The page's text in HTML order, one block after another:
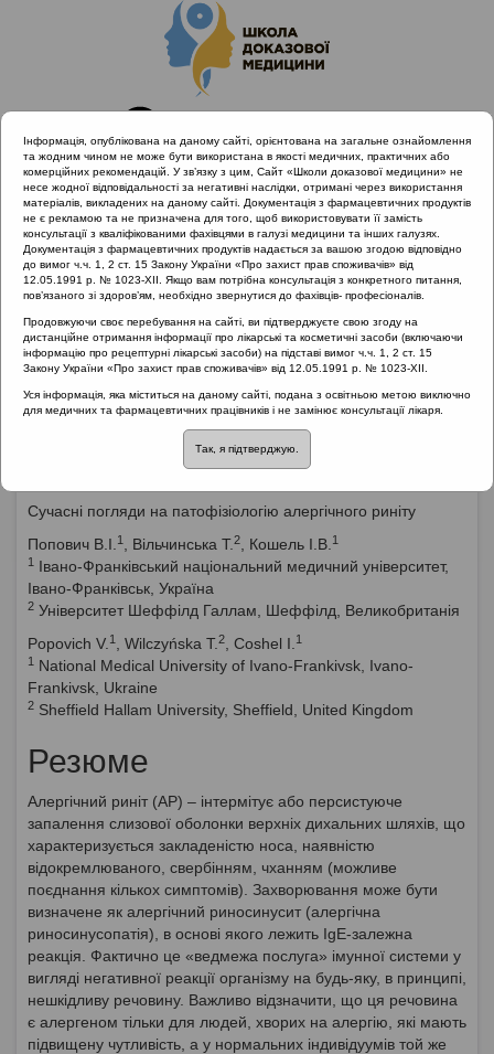
Головна
Матеріали за МКХ-11
12 Хвороби органів дихання
Сучасні погляди на патофізіологію алергічного риніту
Сучасні погляди на
патофізіологію
алергічного риніту
Сучасні погляди на патофізіологію алергічного риніту
Попович В.І. 1 , Вільчинська Т.2 , Кошель І.В. 1
1 Івано-Франківський національний медичний університет,
Івано-Франківськ, Україна
2 Університет Шеффілд Галлам, Шеффілд, Великобританія
Popovich V. 1 , Wilczyńska T.2 , Coshel I. 1
1 National Medical University of Ivano-Frankivsk, Ivano-
Frankivsk, Ukraine
2 Sheffield Hallam University, Sheffield, United Kingdom
Резюме
Алергічний риніт (АР) – інтермітує або персистуюче
запалення слизової оболонки верхніх дихальних шляхів, що
характеризується закладеністю носа, наявністю
відокремлюваного, свербінням, чханням (можливе
поєднання кількох симптомів). Захворювання може бути
визначене як алергічний риносинусит (алергічна
риносинусопатія), в основі якого лежить IgE-залежна
реакція. Фактично це «ведмежа послуга» імунної системи у
вигляді негативної реакції організму на будь-яку, в принципі,
нешкідливу речовину. Важливо відзначити, що ця речовина
є алергеном тільки для людей, хворих на алергію, які мають
підвищену чутливість, а у нормальних індивідуумів той же
Інформація, опублікована на даному сайті, орієнтована на загальне ознайомлення
та жодним чином не може бути використана в якості медичних, практичних або
комерційних рекомендацій. У зв’язку з цим, Сайт «Школи доказової медицини» не
несе жодної відповідальності за негативні наслідки, отримані через використання
матеріалів, викладених на даному сайті. Документація з фармацевтичних продуктів
не є рекламою та не призначена для того, щоб використовувати її замість
консультації з кваліфікованими фахівцями в галузі медицини та інших галузях.
Документація з фармацевтичних продуктів надається за вашою згодою відповідно
до вимог ч.ч. 1, 2 ст. 15 Закону України «Про захист прав споживачів» від
12.05.1991 р. № 1023-XII. Якщо вам потрібна консультація з конкретного питання,
пов’язаного зі здоров’ям, необхідно звернутися до фахівців- професіоналів.
Продовжуючи своє перебування на сайті, ви підтверджуєте свою згоду на
дистанційне отримання інформації про лікарські та косметичні засоби (включаючи
інформацію про рецептурні лікарські засоби) на підставі вимог ч.ч. 1, 2 ст. 15
Закону України «Про захист прав споживачів» від 12.05.1991 р. № 1023-XII.
Уся інформація, яка міститься на даному сайті, подана з освітньою метою виключно
для медичних та фармацевтичних працівників і не замінює консультації лікаря.
Так, я підтверджую.